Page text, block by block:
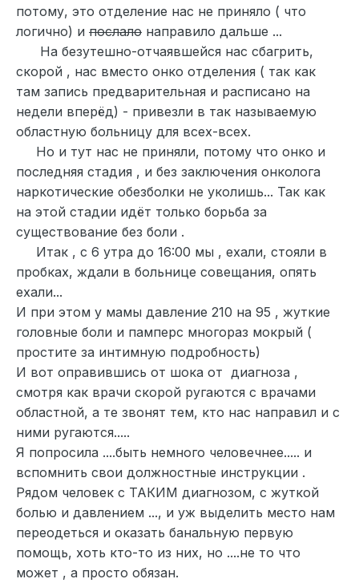
потому, это отделение нас не приняло ( что
логично) и послало направило дальше ...
На безутешно-отчаявшейся нас сбагрить,
скорой , нас вместо онко отделения ( так как
там запись предварительная и расписано на
недели вперёд) - привезли в так называемую
областную больницу для всех-всех.
Но и тут нас не приняли, потому что онко и
последняя стадия , и без заключения онколога
наркотические обезболки не уколишь... Так как
на этой стадии идёт только борьба за
существование без боли .
Итак , с 6 утра до 16:00 мы , ехали, стояли в
пробках, ждали в больнице совещания, опять
ехали...
И при этом у мамы давление 210 на 95 , жуткие
головные боли и памперс многораз мокрый (
простите за интимную подробность)
И вот оправившись от шока от диагноза ,
смотря как врачи скорой ругаются с врачами
областной, а те звонят тем, кто нас направил и с
ними ругаются.....
Я попросила ....быть немного человечнее..... и
вспомнить свои должностные инструкции .
Рядом человек с ТАКИМ диагнозом, с жуткой
болью и давлением ..., и уж выделить место нам
переодеться и оказать банальную первую
помощь, хоть кто-то из них, но ....не то что
может , а просто обязан.